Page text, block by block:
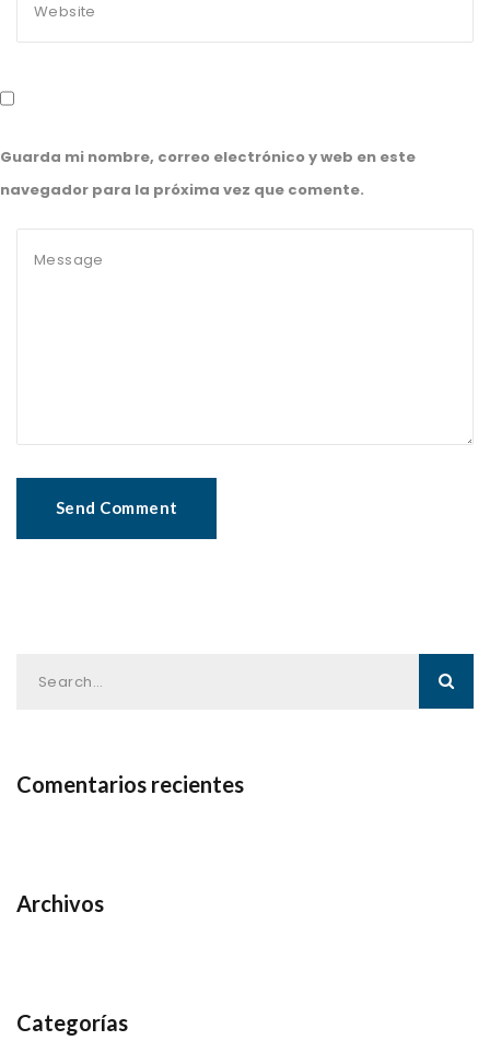
Guarda mi nombre, correo electrónico y web en este
navegador para la próxima vez que comente.
Comentarios recientes
Archivos
Categorías